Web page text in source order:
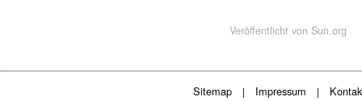
Veröffentlicht von Sun.org
Sitemap | Impressum |